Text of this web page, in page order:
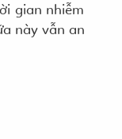
gian nhiễm
này vẫn an